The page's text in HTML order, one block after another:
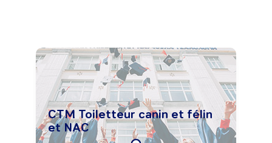
CTM Toiletteur canin et félin
et NAC